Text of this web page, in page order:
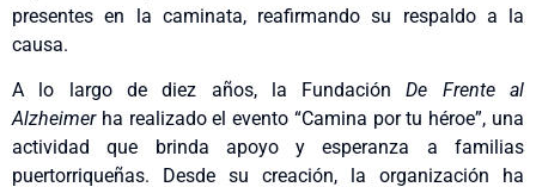
presentes en la caminata, reafirmando su respaldo a la
causa.
A lo largo de diez años, la FundaciónDe Frente al
Alzheimer ha realizado el evento “Camina por tu héroe”, una
actividad que brinda apoyo y esperanza a familias
puertorriqueñas. Desde su creación, la organización ha